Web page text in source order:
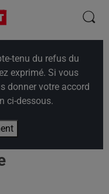
tenu du refus du
exprimé. Si vous
donner votre accord
ci-dessous.